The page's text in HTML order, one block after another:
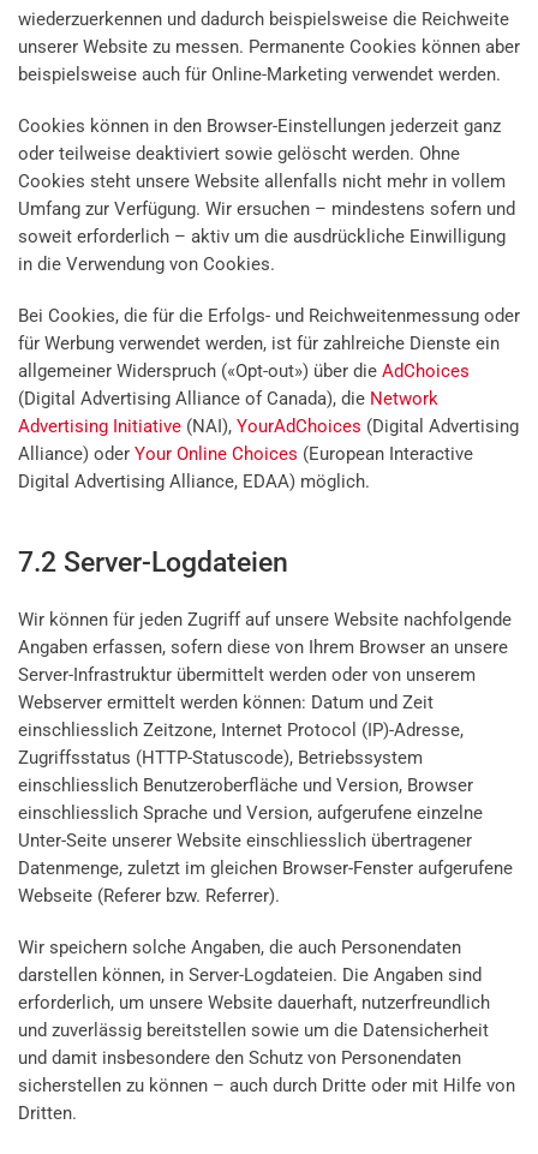
wiederzuerkennen und dadurch beispielsweise die Reichweite
unserer Website zu messen. Permanente Cookies können aber
beispielsweise auch für Online-Marketing verwendet werden.
Cookies können in den Browser-Einstellungen jederzeit ganz
oder teilweise deaktiviert sowie gelöscht werden. Ohne
Cookies steht unsere Website allenfalls nicht mehr in vollem
Umfang zur Verfügung. Wir ersuchen – mindestens sofern und
soweit erforderlich – aktiv um die ausdrückliche Einwilligung
in die Verwendung von Cookies.
Bei Cookies, die für die Erfolgs- und Reichweitenmessung oder
für Werbung verwendet werden, ist für zahlreiche Dienste ein
allgemeiner Widerspruch («Opt-out») über die AdChoices
(Digital Advertising Alliance of Canada), die Network
Advertising Initiative (NAI), YourAdChoices (Digital Advertising
Alliance) oder Your Online Choices (European Interactive
Digital Advertising Alliance, EDAA) möglich.
7.2 Server-Logdateien
Wir können für jeden Zugriff auf unsere Website nachfolgende
Angaben erfassen, sofern diese von Ihrem Browser an unsere
Server-Infrastruktur übermittelt werden oder von unserem
Webserver ermittelt werden können: Datum und Zeit
einschliesslich Zeitzone, Internet Protocol (IP)-Adresse,
Zugriffsstatus (HTTP-Statuscode), Betriebssystem
einschliesslich Benutzeroberfläche und Version, Browser
einschliesslich Sprache und Version, aufgerufene einzelne
Unter-Seite unserer Website einschliesslich übertragener
Datenmenge, zuletzt im gleichen Browser-Fenster aufgerufene
Webseite (Referer bzw. Referrer).
Wir speichern solche Angaben, die auch Personendaten
darstellen können, in Server-Logdateien. Die Angaben sind
erforderlich, um unsere Website dauerhaft, nutzerfreundlich
und zuverlässig bereitstellen sowie um die Datensicherheit
und damit insbesondere den Schutz von Personendaten
sicherstellen zu können – auch durch Dritte oder mit Hilfe von
Dritten.